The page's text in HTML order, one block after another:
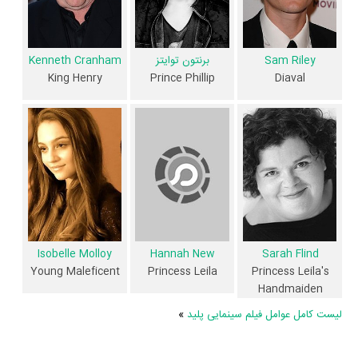
Sarah Flind،Hannah New وElla Purnellرا در این اثر تجربه کرده است.
در میان بازیگران پلید نیز 101 همکاریِ اول رخ داده، به‌عبارت دیگر در این فیلم
میان هر یک از 15 بازیگر با یکدیگر یک رابطه همکاری شکل گرفته که 101
همکاری برای اولین‌مرتبه در پلید رخ داده است. مانند:
آنجلینا جولیوال
فانینگ،شارلتو کوپلیو Lesley Manville،Imelda Staunton وجونو
تیمپل،Sam Rileyوبرنتون توایتز Kenneth CranhamوSarah Flind
آیا می‌دانید کدام هنرمندان فیلم پلید فوت‌کرده‌اند؟ از میان عوامل و بازیگران
فیلم پلید، 1 نفر به دیار باقی سفر کرده است و دیگر در میان ما نیست: شادروان
شارل پرو.
عوامل فیلم پلید
در مجموع بیش از 18 نفر در تولید فیلم پلید نقش داشته‌اند و هر یک از آنها در
منظوم
یک صفحه اختصاصی دارند.
Sam Riley
Diaval
برنتون توایتز
Prince Phillip
Kenneth Cranham
King Henry
Sarah Flind
Princess Leila's
Handmaiden
Hannah New
Princess Leila
Isobelle Molloy
Young Maleficent
لیست کامل عوامل فیلم سینمایی پلید »